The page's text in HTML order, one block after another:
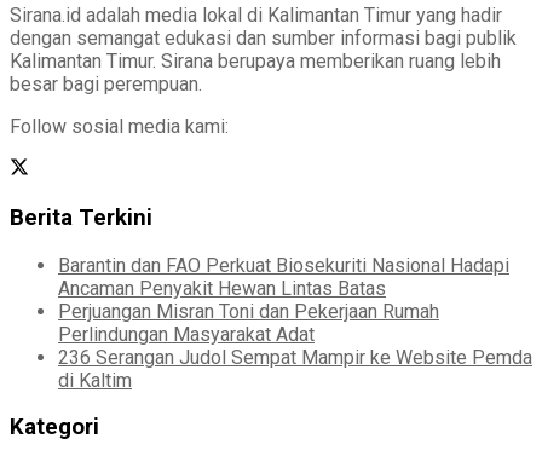
Sirana.id adalah media lokal di Kalimantan Timur yang hadir
dengan semangat edukasi dan sumber informasi bagi publik
Kalimantan Timur. Sirana berupaya memberikan ruang lebih
besar bagi perempuan.
Follow sosial media kami:
Berita Terkini
Barantin dan FAO Perkuat Biosekuriti Nasional Hadapi
Ancaman Penyakit Hewan Lintas Batas
Perjuangan Misran Toni dan Pekerjaan Rumah
Perlindungan Masyarakat Adat
236 Serangan Judol Sempat Mampir ke Website Pemda
di Kaltim
Kategori